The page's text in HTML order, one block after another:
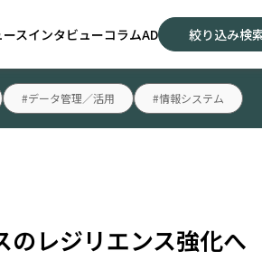
スインタビューコラムAD 絞り込み検
#データ管理／活用 #情報システム
レジリエンス強化へ